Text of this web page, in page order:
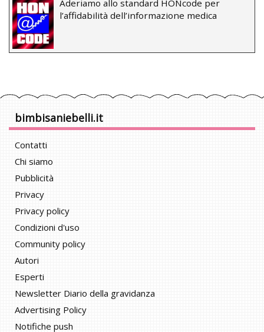
Aderiamo allo standard HONcode per
l’affidabilità dell’informazione medica
bimbisaniebelli.it
Contatti
Chi siamo
Pubblicità
Privacy
Privacy policy
Condizioni d'uso
Community policy
Autori
Esperti
Newsletter Diario della gravidanza
Advertising Policy
Notifiche push